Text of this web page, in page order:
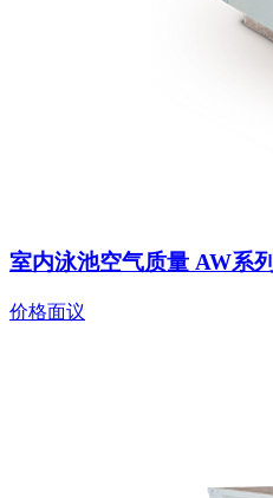
室内泳池空气质量 AW系列
价格面议